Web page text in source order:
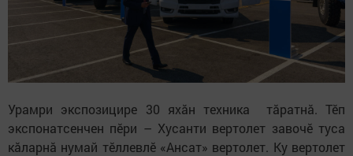
Урамри экспозицире 30 яхăн техника тăратнă. Тӗп
экспонатсенчен пӗри – Хусанти вертолет завочӗ туса
кăларнă нумай тӗллевлӗ «Ансат» вертолет. Ку вертолет